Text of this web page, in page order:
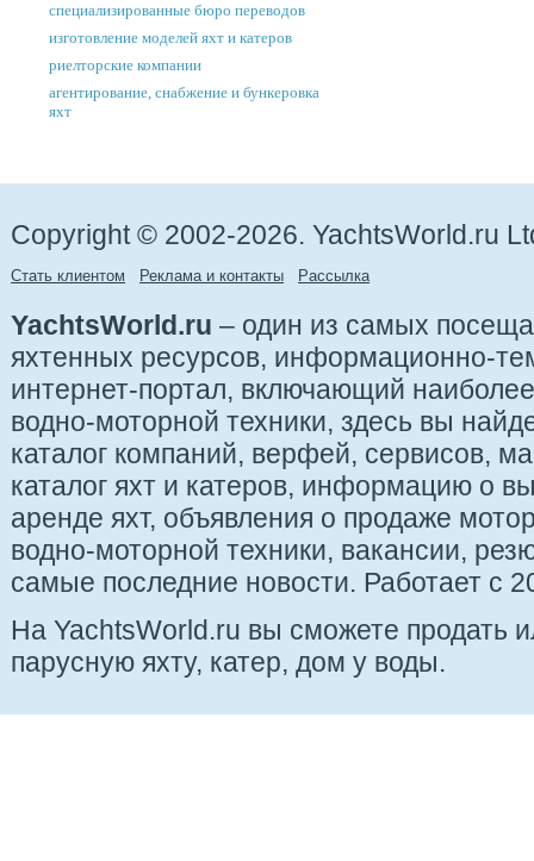
специализированные бюро переводов
изготовление моделей яхт и катеров
риелторские компании
агентирование, снабжение и бункеровка
яхт
Copyright © 2002-2026. YachtsWorld.ru
Стать клиентом Реклама и контакты Рассылка
YachtsWorld.ru – один из самых
яхтенных ресурсов, информационно-
интернет-портал, включающий
водно-моторной техники, здесь вы
каталог компаний, верфей, сервисов,
каталог яхт и катеров, информацию о
аренде яхт, объявления о продаже
водно-моторной техники, вакансии,
самые последние новости. Работает с
На YachtsWorld.ru вы сможете продать
парусную яхту, катер, дом у воды.